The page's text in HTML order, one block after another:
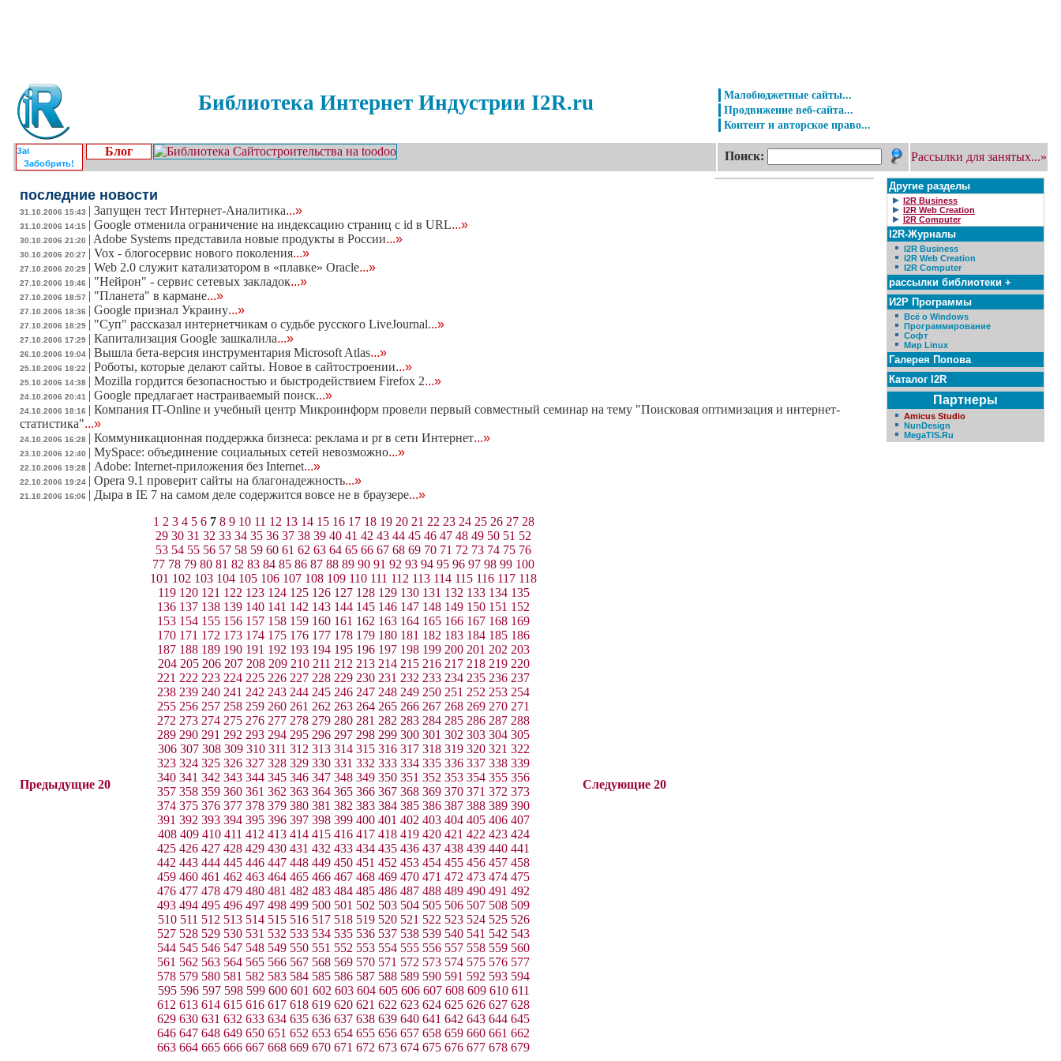
Библиотека Интернет Индустрии I2R.ru
Малобюджетные сайты...
Продвижение веб-сайта...
Контент и авторское право...
Забобрить!
Блог Поиск: Рассылки для занятых...»
последние новости
31.10.2006 15:43 | Запущен тест Интернет-Аналитика...»
31.10.2006 14:15 | Google отменила ограничение на индексацию страниц с id в URL...»
30.10.2006 21:20 | Adobe Systems представила новые продукты в России...»
30.10.2006 20:27 | Vox - блогосервис нового поколения...»
27.10.2006 20:29 | Web 2.0 служит катализатором в «плавке» Oracle...»
27.10.2006 19:46 | "Нейрон" - сервис сетевых закладок...»
27.10.2006 18:57 | "Планета" в кармане...»
27.10.2006 18:36 | Google признал Украину...»
27.10.2006 18:29 | "Суп" рассказал интернетчикам о судьбе русского LiveJournal...»
27.10.2006 17:29 | Капитализация Google зашкалила...»
26.10.2006 19:04 | Вышла бета-версия инструментария Microsoft Atlas...»
25.10.2006 18:22 | Роботы, которые делают сайты. Новое в сайтостроении...»
25.10.2006 14:38 | Mozilla гордится безопасностью и быстродействием Firefox 2...»
24.10.2006 20:41 | Google предлагает настраиваемый поиск...»
24.10.2006 18:16 | Компания IT-Online и учебный центр Микроинформ провели первый совместный семинар на тему "Поисковая оптимизация и интернет-
статистика"...»
24.10.2006 16:28 | Коммуникационная поддержка бизнеса: реклама и pr в сети Интернет...»
23.10.2006 12:40 | MySpace: объединение социальных сетей невозможно...»
22.10.2006 19:28 | Adobe: Internet-приложения без Internet...»
22.10.2006 19:24 | Opera 9.1 проверит сайты на благонадежность...»
21.10.2006 16:06 | Дыра в IE 7 на самом деле содержится вовсе не в браузере...»
Предыдущие 20
1 2 3 4 5 6 7 8 9 10 11 12 13 14 15 16 17 18 19 20 21 22 23 24 25 26 27 28
29 30 31 32 33 34 35 36 37 38 39 40 41 42 43 44 45 46 47 48 49 50 51 52
53 54 55 56 57 58 59 60 61 62 63 64 65 66 67 68 69 70 71 72 73 74 75 76
77 78 79 80 81 82 83 84 85 86 87 88 89 90 91 92 93 94 95 96 97 98 99 100
101 102 103 104 105 106 107 108 109 110 111 112 113 114 115 116 117 118
119 120 121 122 123 124 125 126 127 128 129 130 131 132 133 134 135
136 137 138 139 140 141 142 143 144 145 146 147 148 149 150 151 152
153 154 155 156 157 158 159 160 161 162 163 164 165 166 167 168 169
170 171 172 173 174 175 176 177 178 179 180 181 182 183 184 185 186
187 188 189 190 191 192 193 194 195 196 197 198 199 200 201 202 203
204 205 206 207 208 209 210 211 212 213 214 215 216 217 218 219 220
221 222 223 224 225 226 227 228 229 230 231 232 233 234 235 236 237
238 239 240 241 242 243 244 245 246 247 248 249 250 251 252 253 254
255 256 257 258 259 260 261 262 263 264 265 266 267 268 269 270 271
272 273 274 275 276 277 278 279 280 281 282 283 284 285 286 287 288
289 290 291 292 293 294 295 296 297 298 299 300 301 302 303 304 305
306 307 308 309 310 311 312 313 314 315 316 317 318 319 320 321 322
323 324 325 326 327 328 329 330 331 332 333 334 335 336 337 338 339
340 341 342 343 344 345 346 347 348 349 350 351 352 353 354 355 356
357 358 359 360 361 362 363 364 365 366 367 368 369 370 371 372 373
374 375 376 377 378 379 380 381 382 383 384 385 386 387 388 389 390
391 392 393 394 395 396 397 398 399 400 401 402 403 404 405 406 407
408 409 410 411 412 413 414 415 416 417 418 419 420 421 422 423 424
425 426 427 428 429 430 431 432 433 434 435 436 437 438 439 440 441
442 443 444 445 446 447 448 449 450 451 452 453 454 455 456 457 458
459 460 461 462 463 464 465 466 467 468 469 470 471 472 473 474 475
476 477 478 479 480 481 482 483 484 485 486 487 488 489 490 491 492
493 494 495 496 497 498 499 500 501 502 503 504 505 506 507 508 509
510 511 512 513 514 515 516 517 518 519 520 521 522 523 524 525 526
527 528 529 530 531 532 533 534 535 536 537 538 539 540 541 542 543
544 545 546 547 548 549 550 551 552 553 554 555 556 557 558 559 560
561 562 563 564 565 566 567 568 569 570 571 572 573 574 575 576 577
578 579 580 581 582 583 584 585 586 587 588 589 590 591 592 593 594
595 596 597 598 599 600 601 602 603 604 605 606 607 608 609 610 611
612 613 614 615 616 617 618 619 620 621 622 623 624 625 626 627 628
629 630 631 632 633 634 635 636 637 638 639 640 641 642 643 644 645
646 647 648 649 650 651 652 653 654 655 656 657 658 659 660 661 662
663 664 665 666 667 668 669 670 671 672 673 674 675 676 677 678 679
Следующие 20
Другие разделы
I2R Business
I2R Web Creation
I2R Computer
I2R-Журналы
I2R Business
I2R Web Creation
I2R Computer
рассылки библиотеки +
И2Р Программы
Всё о Windows
Программирование
Софт
Мир Linux
Галерея Попова
Каталог I2R
Партнеры
Amicus Studio
NunDesign
MegaTIS.Ru